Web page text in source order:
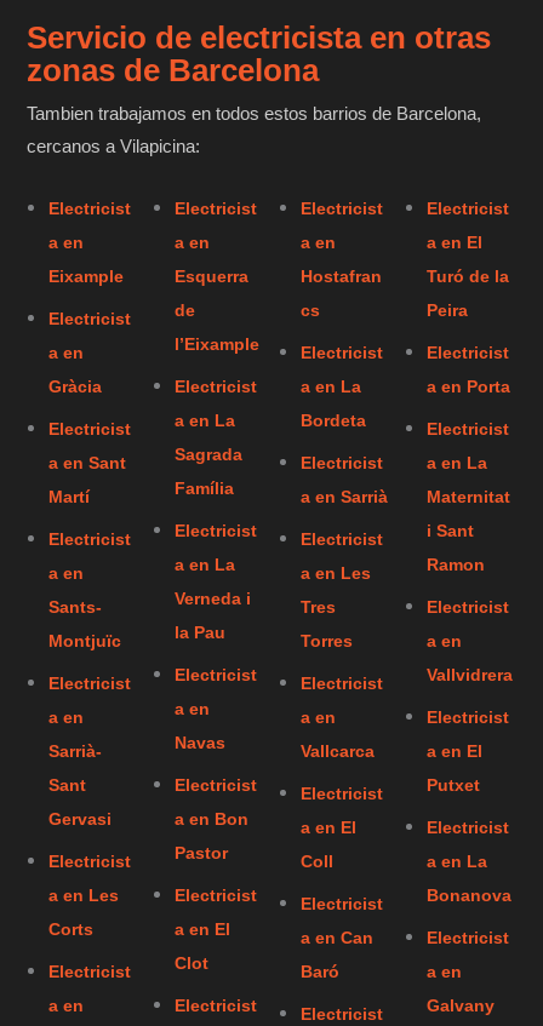
Servicio de electricista en otras
zonas de Barcelona
Tambien trabajamos en todos estos barrios de Barcelona,
cercanos a Vilapicina:
Electricist
a en
Eixample
Electricist
a en
Gràcia
Electricist
a en Sant
Martí
Electricist
a en
Sants-
Montjuïc
Electricist
a en
Sarrià-
Sant
Gervasi
Electricist
a en Les
Corts
Electricist
a en
Electricist
a en
Esquerra
de
l’Eixample
Electricist
a en La
Sagrada
Família
Electricist
a en La
Verneda i
la Pau
Electricist
a en
Navas
Electricist
a en Bon
Pastor
Electricist
a en El
Clot
Electricist
Electricist
a en
Hostafran
cs
Electricist
a en La
Bordeta
Electricist
a en Sarrià
Electricist
a en Les
Tres
Torres
Electricist
a en
Vallcarca
Electricist
a en El
Coll
Electricist
a en Can
Baró
Electricist
Electricist
a en El
Turó de la
Peira
Electricist
a en Porta
Electricist
a en La
Maternitat
i Sant
Ramon
Electricist
a en
Vallvidrera
Electricist
a en El
Putxet
Electricist
a en La
Bonanova
Electricist
a en
Galvany